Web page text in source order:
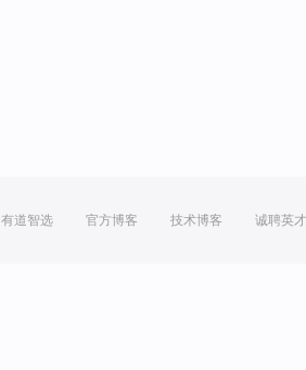
有道智选 官方博客 技术博客 诚聘英才